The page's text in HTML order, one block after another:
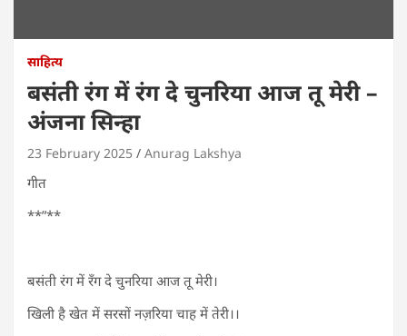
साहित्य
बसंती रंग में रंग दे चुनरिया आज तू मेरी –
अंजना सिन्हा
23 February 2025 Anurag Lakshya
गीत
**”**
बसंती रंग में रँग दे चुनरिया आज तू मेरी।
खिली है खेत में सरसों नज़रिया चाह में तेरी।।